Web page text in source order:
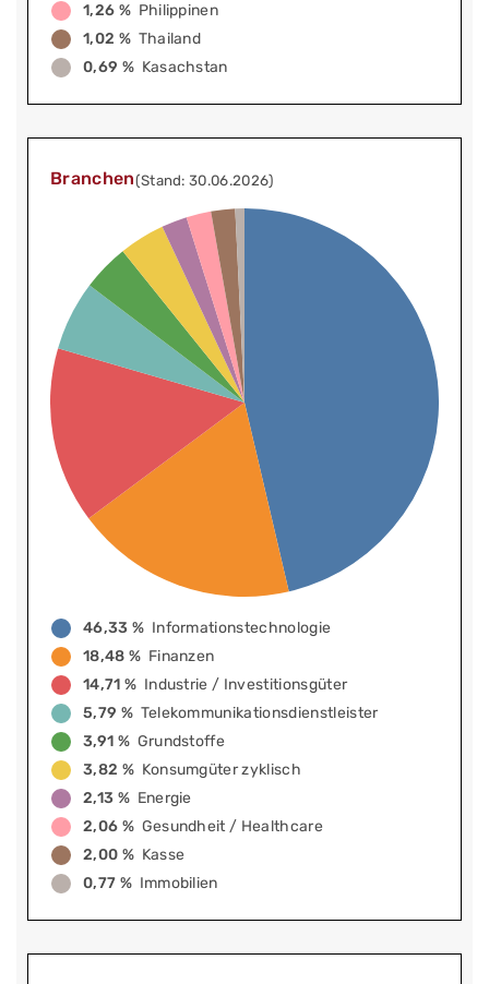
1,26 % Philippinen
1,02 % Thailand
0,69 % Kasachstan
Branchen(Stand: 30.06.2026)
46,33 % Informationstechnologie
18,48 % Finanzen
14,71 % Industrie / Investitionsgüter
5,79 % Telekommunikationsdienstleister
3,91 % Grundstoffe
3,82 % Konsumgüter zyklisch
2,13 % Energie
2,06 % Gesundheit / Healthcare
2,00 % Kasse
0,77 % Immobilien